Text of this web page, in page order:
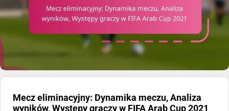
Mecz eliminacyjny: Dynamika meczu, Analiza
wyników, Występy graczy w FIFA Arab Cup 2021